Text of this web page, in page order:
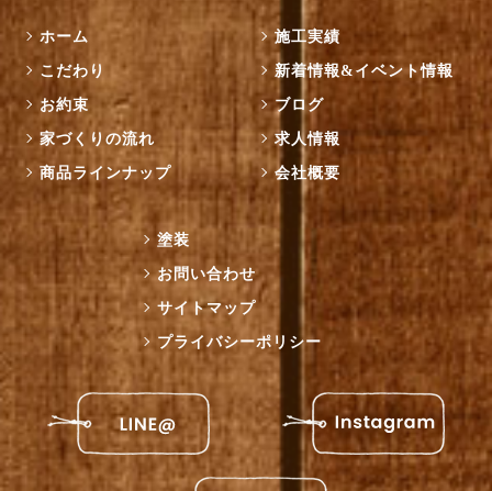
ホーム
こだわり
お約束
家づくりの流れ
商品ラインナップ
施工実績
新着情報&イベント情報
ブログ
求人情報
会社概要
塗装
お問い合わせ
サイトマップ
プライバシーポリシー